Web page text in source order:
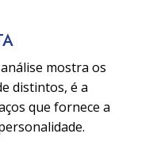
mostra os
distintos, é a
que fornece a